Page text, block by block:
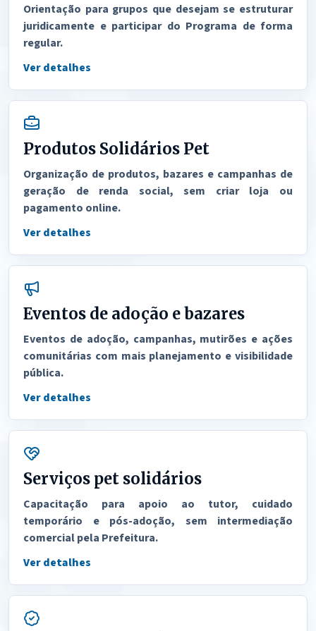
Orientação para grupos que desejam se estruturar
juridicamente e participar do Programa de forma
regular.
Ver detalhes
Produtos Solidários Pet
Organização de produtos, bazares e campanhas de
geração de renda social, sem criar loja ou
pagamento online.
Ver detalhes
Eventos de adoção e bazares
Eventos de adoção, campanhas, mutirões e ações
comunitárias com mais planejamento e visibilidade
pública.
Ver detalhes
Serviços pet solidários
Capacitação para apoio ao tutor, cuidado
temporário e pós-adoção, sem intermediação
comercial pela Prefeitura.
Ver detalhes